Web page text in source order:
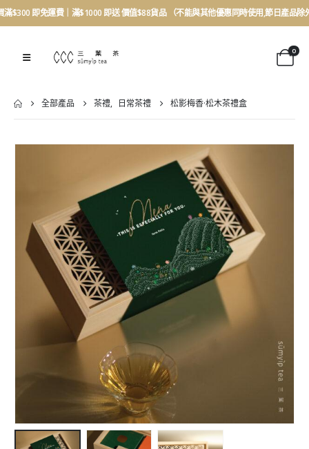
滿$300 即免運費｜滿$1000 即送 價值$88貨品 （不能與其他優惠同時使用,節日產品除
0
全部產品 茶禮, 日常茶禮 松影梅香·松木茶禮盒